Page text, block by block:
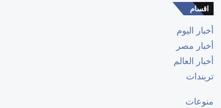
اقسام
أخبار اليوم
أخبار مصر
أخبار العالم
تريندات
منوعات